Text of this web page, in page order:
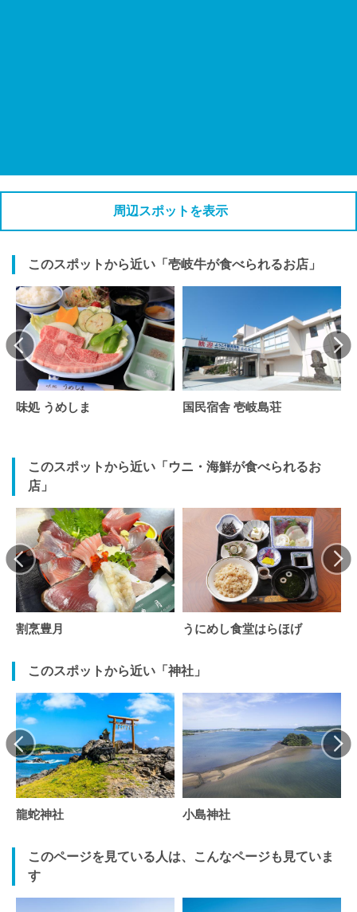
周辺スポットを表示
このスポットから近い「壱岐牛が食べられるお店」
味処 うめしま 国民宿舎 壱岐島荘
このスポットから近い「ウニ・海鮮が食べられるお
店」
割烹豊月 うにめし食堂はらほげ
このスポットから近い「神社」
龍蛇神社 小島神社
このページを見ている人は、こんなページも見ていま
す